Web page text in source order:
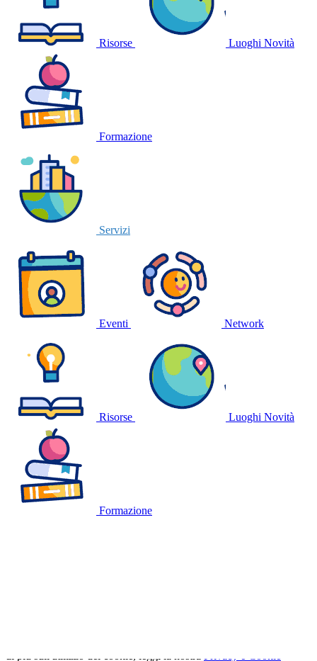
Risorse Luoghi Novità
Formazione
Servizi
Eventi Network
Risorse Luoghi Novità
Formazione